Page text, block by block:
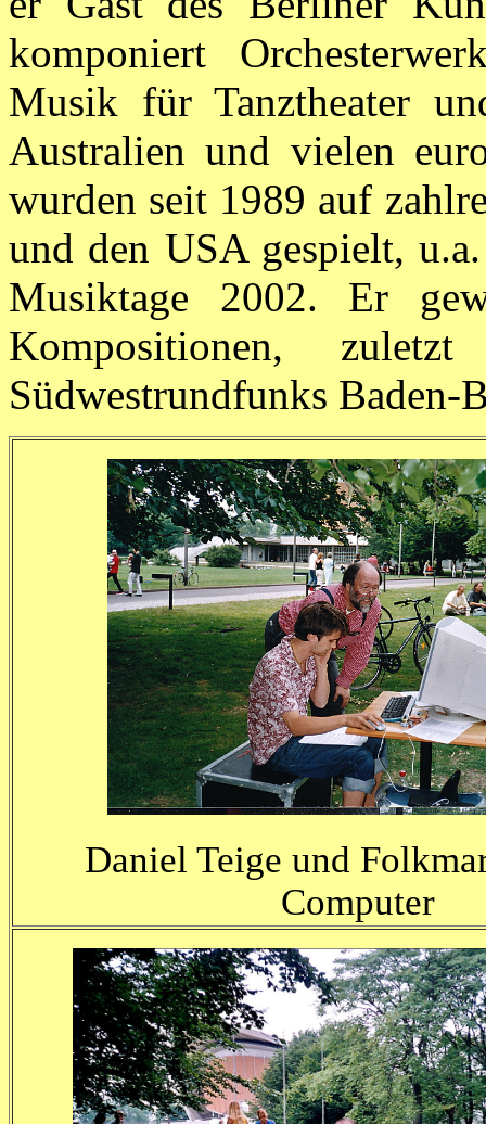
komponiert
Musik für Tanztheater
Australien und vielen
wurden seit 1989 auf
und den USA gespielt,
Musiktage 2002. Er
Kompositionen,
Südwestrundfunks Baden-
Daniel Teige und
Computer